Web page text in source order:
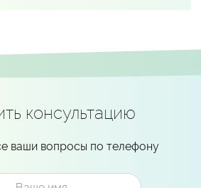
консультацию
ваши вопросы по телефону